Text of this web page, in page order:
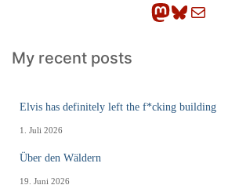
Mastodon Bluesky E-Mail
My recent posts
Elvis has definitely left the f*cking building
1. Juli 2026
Über den Wäldern
19. Juni 2026